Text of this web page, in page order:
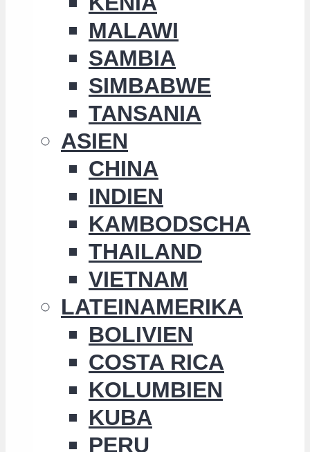
MALAWI
SAMBIA
SIMBABWE
TANSANIA
ASIEN
CHINA
INDIEN
KAMBODSCHA
THAILAND
VIETNAM
LATEINAMERIKA
BOLIVIEN
COSTA RICA
KOLUMBIEN
KUBA
PERU